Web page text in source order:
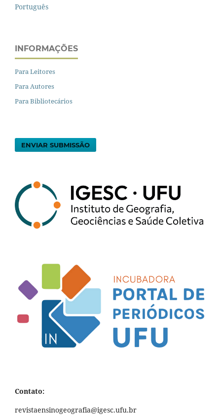
Português
INFORMAÇÕES
Para Leitores
Para Autores
Para Bibliotecários
ENVIAR SUBMISSÃO
Contato:
revistaensinogeografia@igesc.ufu.br